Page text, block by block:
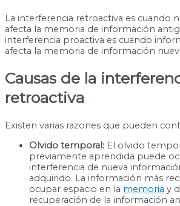
La interferencia retroactiva es cuando
afecta la memoria de información
interferencia proactiva es cuando
afecta la memoria de información
Causas de la
retroactiva
Existen varias razones que pueden
Olvido temporal: El olvido
previamente aprendida puede
interferencia de nueva
adquirido. La información más
ocupar espacio en la memoria y
recuperación de la información